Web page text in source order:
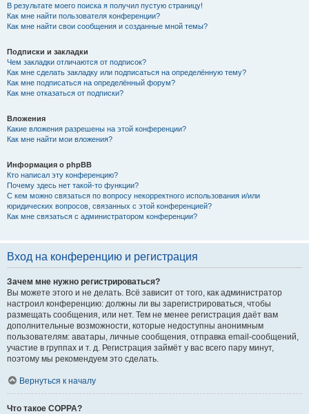
В результате моего поиска я получил пустую страницу!
Как мне найти пользователя конференции?
Как мне найти свои сообщения и созданные мной темы?
Подписки и закладки
Чем закладки отличаются от подписок?
Как мне сделать закладку или подписаться на определённую тему?
Как мне подписаться на определённый форум?
Как мне отказаться от подписки?
Вложения
Какие вложения разрешены на этой конференции?
Как мне найти мои вложения?
Информация о phpBB
Кто написал эту конференцию?
Почему здесь нет такой-то функции?
С кем можно связаться по вопросу некорректного использования и/или
юридических вопросов, связанных с этой конференцией?
Как мне связаться с администратором конференции?
Вход на конференцию и регистрация
Зачем мне нужно регистрироваться?
Вы можете этого и не делать. Всё зависит от того, как администратор
настроил конференцию: должны ли вы зарегистрироваться, чтобы
размещать сообщения, или нет. Тем не менее регистрация даёт вам
дополнительные возможности, которые недоступны анонимным
пользователям: аватары, личные сообщения, отправка email-сообщений,
участие в группах и т. д. Регистрация займёт у вас всего пару минут,
поэтому мы рекомендуем это сделать.
Вернуться к началу
Что такое COPPA?